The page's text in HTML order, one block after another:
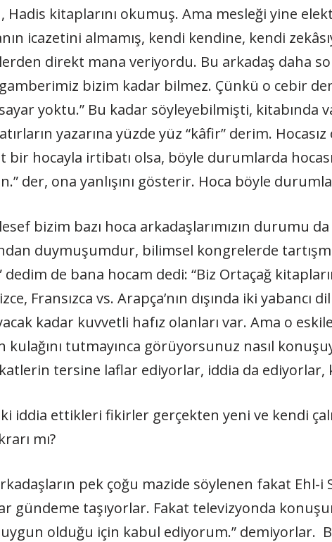
Hadis kitaplarını okumuş. Ama mesleği yine
icazetini almamış, kendi kendine, kendi
direkt mana veriyordu. Bu arkadaş daha
bizim kadar bilmez. Çünkü o cebir
yoktu.” Bu kadar söyleyebilmişti, kitabında
yazarına yüzde yüz “kâfir” derim.
bir hocayla irtibatı olsa, böyle durumlarda
der, ona yanlışını gösterir. Hoca böyle
bizim bazı hoca arkadaşlarımızın durumu
duymuşumdur, bilimsel kongrelerde
dedim de bana hocam dedi: “Biz Ortaçağ
Fransızca vs. Arapça’nın dışında iki
kadar kuvvetli hafız olanları var. Ama o
kulağını tutmayınca görüyorsunuz nasıl
tersine laflar ediyorlar, iddia da
iddia ettikleri fikirler gerçekten yeni ve kendi
mı?
pek çoğu mazide söylenen fakat
gündeme taşıyorlar. Fakat televizyonda
olduğu için kabul ediyorum.” demiyorlar.